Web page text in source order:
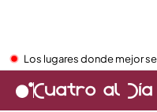
Los lugares donde mejor